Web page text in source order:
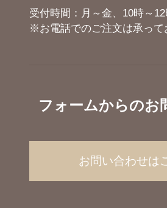
受付時間：月～金、10時～
※お電話でのご注文は承って
フォームからのお
お問い合わせは